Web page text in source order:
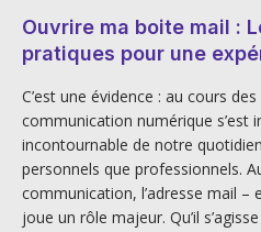
Ouvrire ma boite mail :
pratiques pour une
C’est une évidence : au cours
communication numérique s’est
incontournable de notre
personnels que professionnels.
communication, l’adresse mail –
joue un rôle majeur. Qu’il